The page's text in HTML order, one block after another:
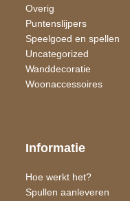
Overig
Puntenslijpers
Speelgoed en spellen
Uncategorized
Wand​decoratie
Woon​accessoires
Informatie
Hoe werkt het?
Spullen aanleveren